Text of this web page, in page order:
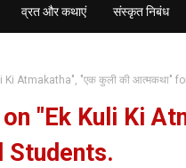
व्रत और कथाएं संस्कृत निबंध
Ki Atmakatha", "एक कुली की आत्मकथा"
"Ek Kuli Ki
Students.